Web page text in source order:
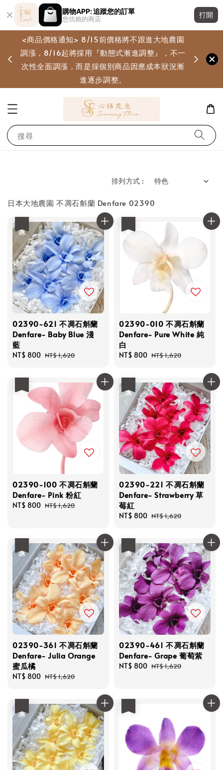
購物APP: 追蹤您的訂單
您信賴的商店
打開
<商品價格通知> 8/15前價格將不跟進大地農園
調漲，8/16起將採用『動態式漸進調整』，不一
次性全面調漲，而是採個別商品因應成本狀況漸
進逐步調整。
搜尋
排列方式 :
日本大地農園 不凋石斛蘭 Denfare 02390
02390-621 不凋石斛蘭
Denfare- Baby Blue 淺
藍
Sale
NT$ 800 Regular
NT$ 1,620
02390-010 不凋石斛蘭
Denfare- Pure White 純
白
Sale
NT$ 800 Regular
NT$ 1,620
02390-100 不凋石斛蘭
Denfare- Pink 粉紅
Sale
NT$ 800 Regular
NT$ 1,620
02390-221 不凋石斛蘭
Denfare- Strawberry 草
莓紅
Sale
NT$ 800 Regular
NT$ 1,620
02390-361 不凋石斛蘭
Denfare- Julia Orange
蜜瓜橘
Sale
NT$ 800 Regular
NT$ 1,620
02390-461 不凋石斛蘭
Denfare- Grape 葡萄紫
Sale
NT$ 800 Regular
NT$ 1,620